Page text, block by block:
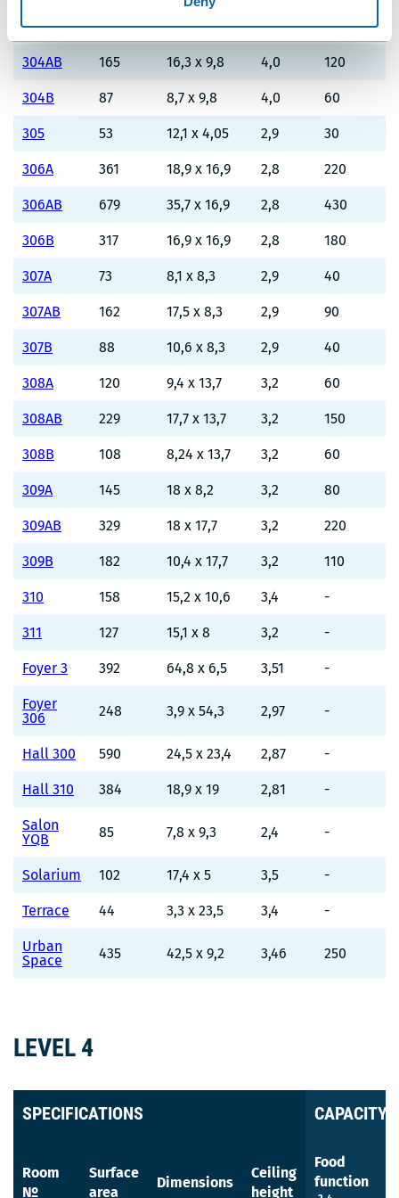
304A 77 7,6 x 9,8 4,0 50
304AB 165 16,3 x 9,8 4,0 120
304B 87 8,7 x 9,8 4,0 60
305 53 12,1 x 4,05 2,9 30
306A 361 18,9 x 16,9 2,8 220
306AB 679 35,7 x 16,9 2,8 430
306B 317 16,9 x 16,9 2,8 180
307A 73 8,1 x 8,3 2,9 40
307AB 162 17,5 x 8,3 2,9 90
307B 88 10,6 x 8,3 2,9 40
308A 120 9,4 x 13,7 3,2 60
308AB 229 17,7 x 13,7 3,2 150
308B 108 8,24 x 13,7 3,2 60
309A 145 18 x 8,2 3,2 80
309AB 329 18 x 17,7 3,2 220
309B 182 10,4 x 17,7 3,2 110
310 158 15,2 x 10,6 3,4 -
311 127 15,1 x 8 3,2 -
Foyer 3 392 64,8 x 6,5 3,51 -
Foyer
306
248 3,9 x 54,3 2,97 -
Hall 300 590 24,5 x 23,4 2,87 -
Hall 310 384 18,9 x 19 2,81 -
Salon
YQB
85 7,8 x 9,3 2,4 -
Solarium 102 17,4 x 5 3,5 -
Terrace 44 3,3 x 23,5 3,4 -
Urban
Space
435 42,5 x 9,2 3,46 250
LEVEL 4
SPECIFICATIONS CAPACITY
Room
№
Surface
area
Dimensions
Ceiling
height
Food
function